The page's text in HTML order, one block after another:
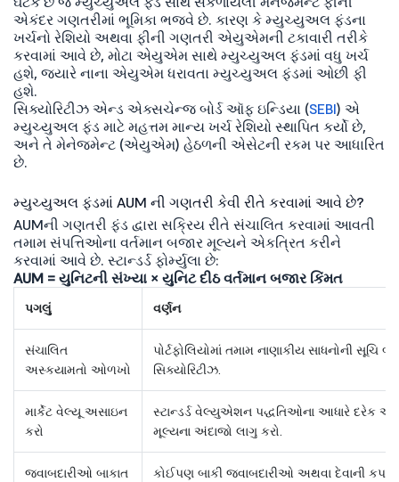
એકંદર ગણતરીમાં ભૂમિકા ભજવે છે. કારણ કે મ્યુચ્યુઅલ ફંડના
ખર્ચનો રેશિયો અથવા ફીની ગણતરી એયુએમની ટકાવારી તરીકે
કરવામાં આવે છે, મોટા એયુએમ સાથે મ્યુચ્યુઅલ ફંડમાં વધુ ખર્ચ
હશે, જ્યારે નાના એયુએમ ધરાવતા મ્યુચ્યુઅલ ફંડમાં ઓછી ફી
હશે.
સિક્યોરિટીઝ એન્ડ એક્સચેન્જ બોર્ડ ઑફ ઇન્ડિયા (SEBI) એ
મ્યુચ્યુઅલ ફંડ માટે મહત્તમ માન્ય ખર્ચ રેશિયો સ્થાપિત કર્યો છે,
અને તે મેનેજમેન્ટ (એયુએમ) હેઠળની એસેટની રકમ પર આધારિત
છે.
મ્યુચ્યુઅલ ફંડમાં AUM ની ગણતરી કેવી રીતે કરવામાં આવે છે?
AUMની ગણતરી ફંડ દ્વારા સક્રિય રીતે સંચાલિત કરવામાં આવતી
તમામ સંપત્તિઓના વર્તમાન બજાર મૂલ્યને એકત્રિત કરીને
કરવામાં આવે છે. સ્ટાન્ડર્ડ ફોર્મ્યુલા છે:
AUM = યુનિટની સંખ્યા × યુનિટ દીઠ વર્તમાન બજાર કિંમત
પગલું વર્ણન
સંચાલિત
અસ્કયામતો ઓળખો
પોર્ટફોલિયોમાં તમામ નાણાકીય સાધનોની
સિક્યોરિટીઝ.
માર્કેટ વેલ્યૂ અસાઇન
કરો
સ્ટાન્ડર્ડ વેલ્યુએશન પદ્ધતિઓના આધારે દરેક
મૂલ્યના અંદાજો લાગુ કરો.
જવાબદારીઓ બાકાત
કોઈપણ બાકી જવાબદારીઓ અથવા દેવાની